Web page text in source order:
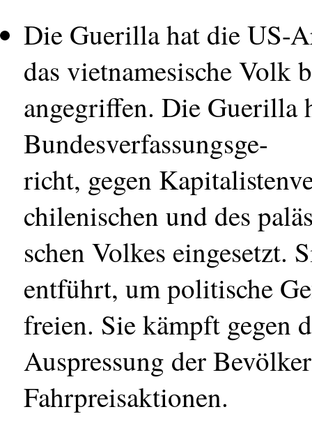
Die Guerilla hat die US-
das vietnamesische Volk
angegriffen. Die Guerilla
Bundesverfassungsge-
richt, gegen
chilenischen und des
schen Volkes eingesetzt.
entführt, um politische
freien. Sie kämpft gegen
Auspressung der
Fahrpreisaktionen.